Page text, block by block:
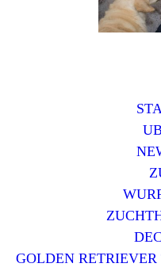
GOLDEN